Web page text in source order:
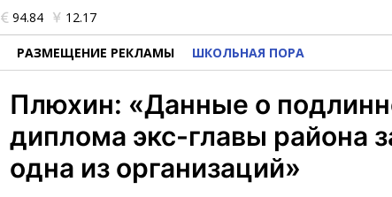
94.84 12.17
РАЗМЕЩЕНИЕ РЕКЛАМЫ ШКОЛЬНАЯ ПОРА
Плюхин: «Данные о
диплома экс-главы района
одна из организаций»